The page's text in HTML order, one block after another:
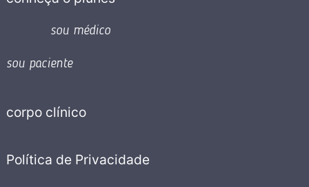
sou médico
sou paciente
corpo clínico
Política de Privacidade